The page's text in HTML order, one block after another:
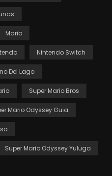
Mario
Nintendo Switch
Del Lago
Super Mario Bros
Mario Odyssey Guia
Super Mario Odyssey Yuluga